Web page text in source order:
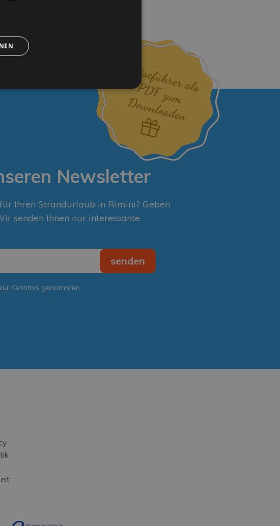
Newsletter
Ihren Strandurlaub in Rimini? Geben
senden Ihnen nur interessante
Kenntnis genommen.
senden